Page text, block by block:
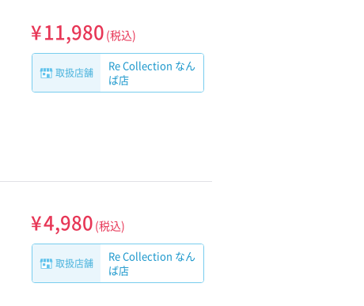
¥11,980 (税込)
取扱店舗
Re Collection なん
ば店
¥4,980 (税込)
取扱店舗
Re Collection なん
ば店